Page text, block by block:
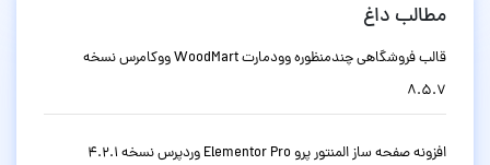
مطالب داغ
قالب فروشگاهی چندمنظوره وودمارت WoodMart ووکامرس نسخه
8.5.7
افزونه صفحه ساز المنتور پرو Elementor Pro وردپرس نسخه 4.2.1